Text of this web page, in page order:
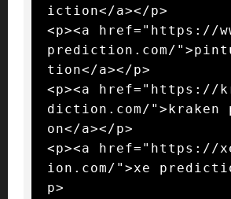
iction</a></p>
<p><a href="https://
prediction.com/
tion</a></p>
<p><a href="https://
diction.com/
on</a></p>
<p><a href="https://
ion.com/">xe
p>